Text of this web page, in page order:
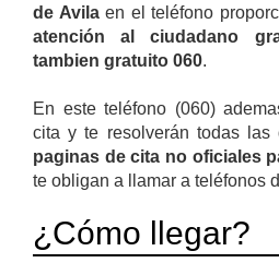
de Avilaen el teléfono
atención al ciudadano
tambien gratuito 060.
En este teléfono (060)
cita y te resolverán todas las
paginas de cita no oficiales
te obligan a llamar a teléfonos
¿Cómo llegar?